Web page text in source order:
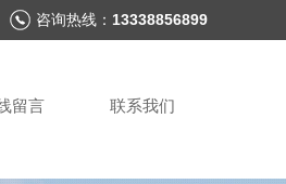
咨询热线： 13338856899
留言 联系我们